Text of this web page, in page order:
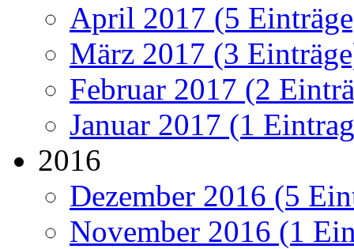
April 2017 (5
März 2017 (3
Februar 2017 (2
Januar 2017 (1
2016
Dezember 2016 (5
November 2016 (1